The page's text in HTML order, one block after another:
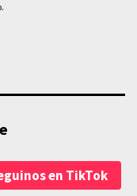
en TikTok